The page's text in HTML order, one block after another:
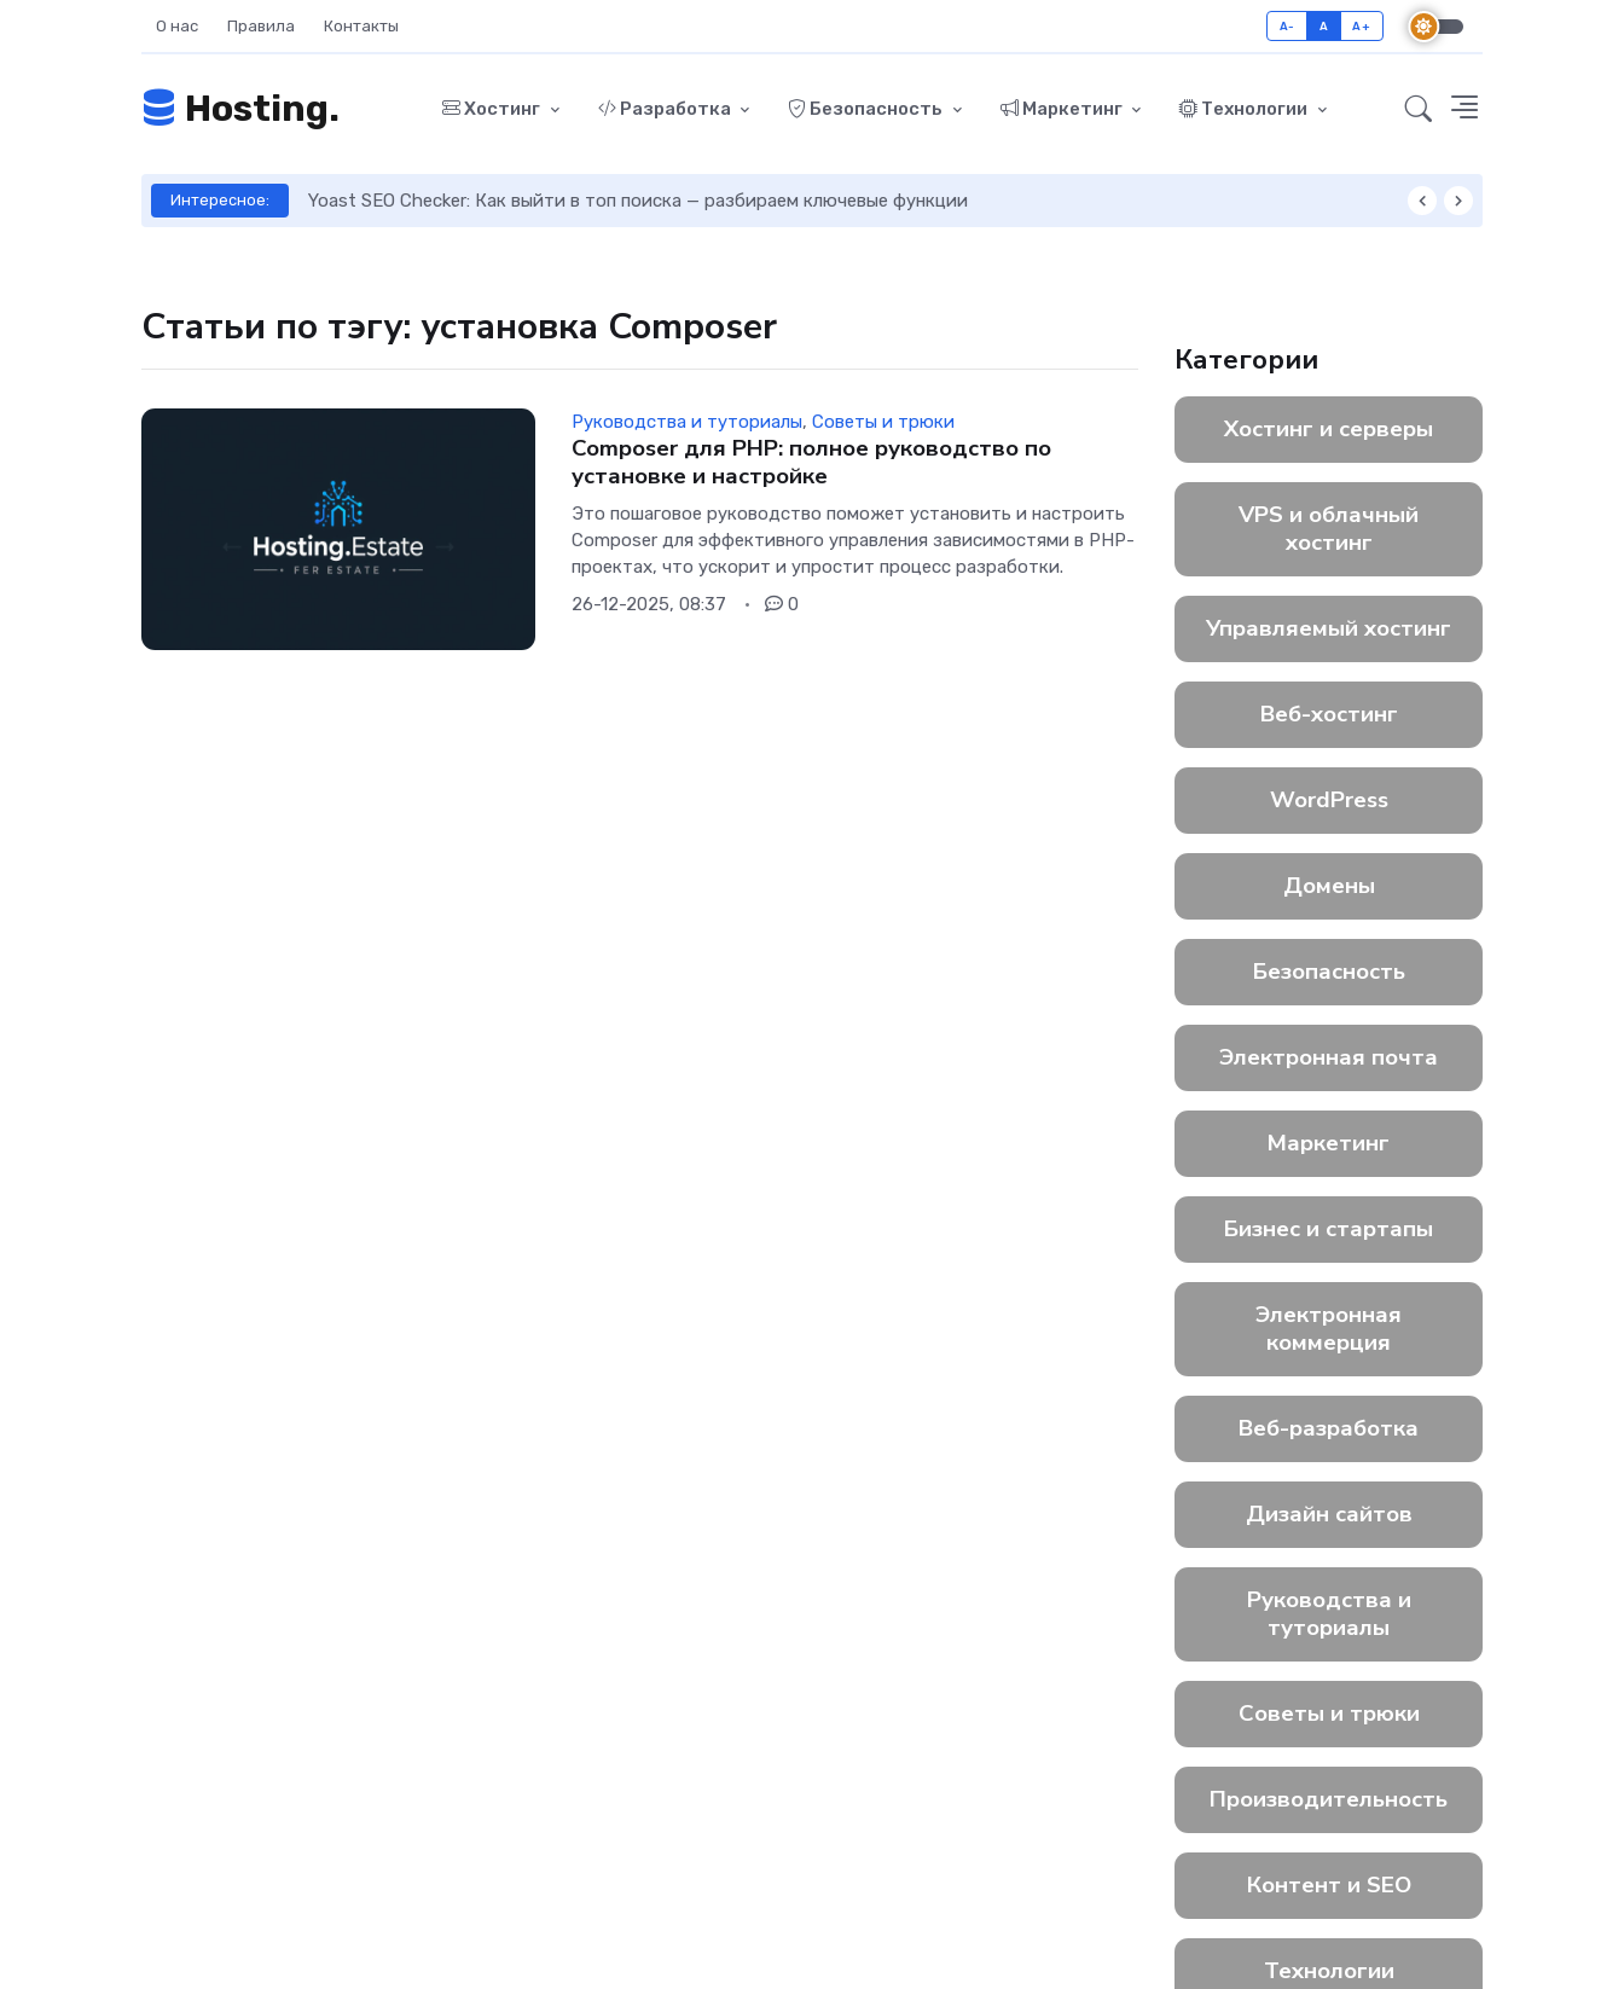
О нас Правила Контакты A- A A+
Hosting. Хостинг Разработка Безопасность Маркетинг Технологии
Интересное: Yoast SEO Checker: Как выйти в топ поиска — разбираем ключевые функции
Статьи по тэгу: установка Composer
Руководства и туториалы,Советы и трюки
Composer для PHP: полное руководство по
установке и настройке
Это пошаговое руководство поможет установить и настроить
Composer для эффективного управления зависимостями в PHP-
проектах, что ускорит и упростит процесс разработки.
26-12-2025, 08:37
0
Категории
Хостинг и серверы
VPS и облачный
хостинг
Управляемый хостинг
Веб-хостинг
WordPress
Домены
Безопасность
Электронная почта
Маркетинг
Бизнес и стартапы
Электронная
коммерция
Веб-разработка
Дизайн сайтов
Руководства и
туториалы
Советы и трюки
Производительность
Контент и SEO
Технологии